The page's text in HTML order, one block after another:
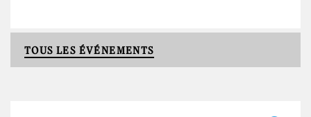
TOUS LES ÉVÉNEMENTS